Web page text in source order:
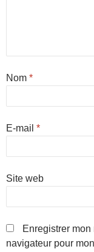
Nom *
E-mail *
Site web
Enregistrer
navigateur pour